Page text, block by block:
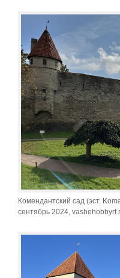
Комендантский сад (эст.
сентябрь 2024,